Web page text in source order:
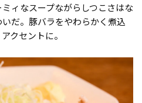
ィなスープながらしつこさはな
だ。豚バラをやわらかく煮込
クセントに。